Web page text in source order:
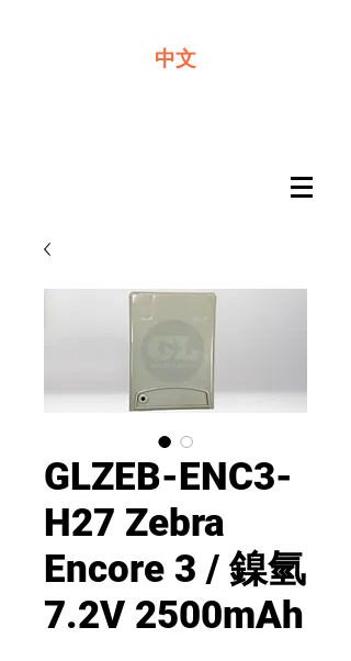
中文
GLZEB-ENC3-
H27 Zebra
Encore 3 / 鎳氫
7.2V 2500mAh